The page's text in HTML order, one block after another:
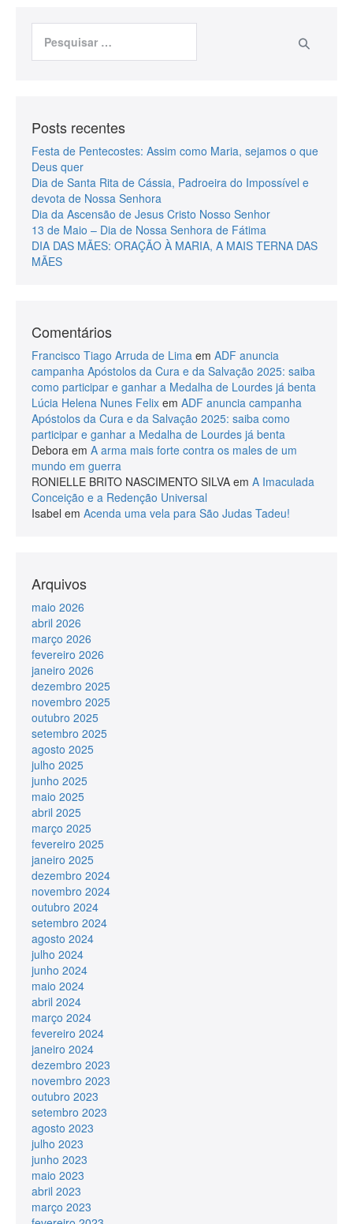
Posts recentes
Festa de Pentecostes: Assim como Maria, sejamos o que
Deus quer
Dia de Santa Rita de Cássia, Padroeira do Impossível e
devota de Nossa Senhora
Dia da Ascensão de Jesus Cristo Nosso Senhor
13 de Maio – Dia de Nossa Senhora de Fátima
DIA DAS MÃES: ORAÇÃO À MARIA, A MAIS TERNA DAS
MÃES
Comentários
Francisco Tiago Arruda de Lima em ADF anuncia
campanha Apóstolos da Cura e da Salvação 2025: saiba
como participar e ganhar a Medalha de Lourdes já benta
Lúcia Helena Nunes Felix em ADF anuncia campanha
Apóstolos da Cura e da Salvação 2025: saiba como
participar e ganhar a Medalha de Lourdes já benta
Debora em A arma mais forte contra os males de um
mundo em guerra
RONIELLE BRITO NASCIMENTO SILVA em A Imaculada
Conceição e a Redenção Universal
Isabel em Acenda uma vela para São Judas Tadeu!
Arquivos
maio 2026
abril 2026
março 2026
fevereiro 2026
janeiro 2026
dezembro 2025
novembro 2025
outubro 2025
setembro 2025
agosto 2025
julho 2025
junho 2025
maio 2025
abril 2025
março 2025
fevereiro 2025
janeiro 2025
dezembro 2024
novembro 2024
outubro 2024
setembro 2024
agosto 2024
julho 2024
junho 2024
maio 2024
abril 2024
março 2024
fevereiro 2024
janeiro 2024
dezembro 2023
novembro 2023
outubro 2023
setembro 2023
agosto 2023
julho 2023
junho 2023
maio 2023
abril 2023
março 2023